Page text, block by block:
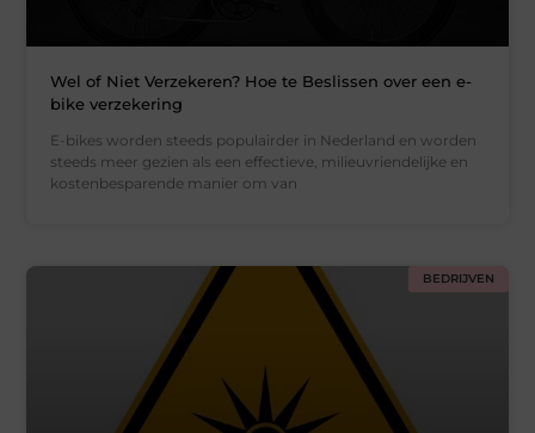
Wel of Niet Verzekeren? Hoe te Beslissen over een e-
bike verzekering
E-bikes worden steeds populairder in Nederland en worden
steeds meer gezien als een effectieve, milieuvriendelijke en
kostenbesparende manier om van
BEDRIJVEN